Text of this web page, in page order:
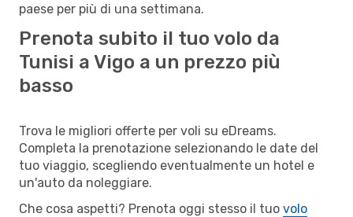
paese per più di una settimana.
Prenota subito il tuo volo da
Tunisi a Vigo a un prezzo più
basso
Trova le migliori offerte per voli su eDreams.
Completa la prenotazione selezionando le date del
tuo viaggio, scegliendo eventualmente un hotel e
un'auto da noleggiare.
Che cosa aspetti? Prenota oggi stesso il tuo volo